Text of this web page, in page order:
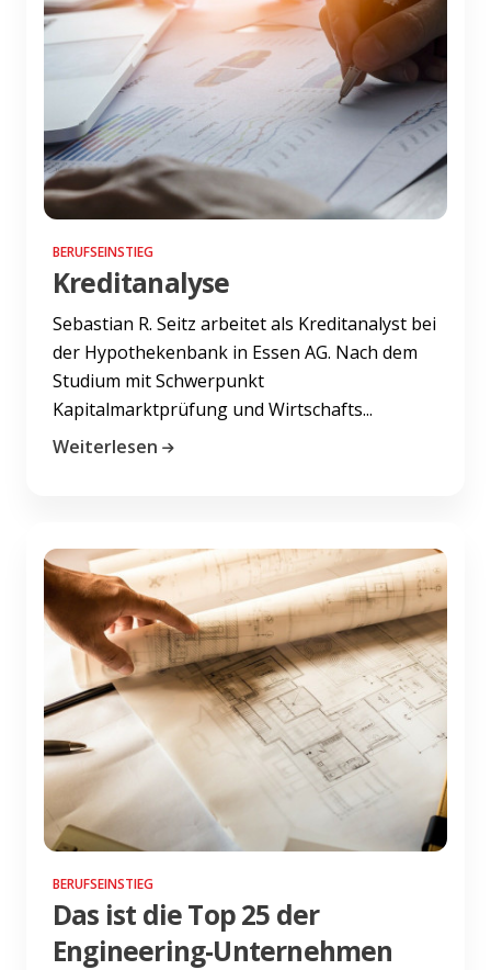
BERUFSEINSTIEG
Kreditanalyse
Sebastian R. Seitz arbeitet als Kreditanalyst bei
der Hypothekenbank in Essen AG. Nach dem
Studium mit Schwerpunkt
Kapitalmarktprüfung und Wirtschafts...
Weiterlesen
BERUFSEINSTIEG
Das ist die Top 25 der
Engineering-Unternehmen